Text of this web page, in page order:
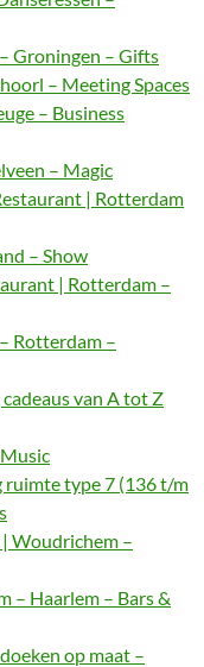
Groningen – Gifts
– Meeting Spaces
– Business
– Magic
| Rotterdam
– Show
| Rotterdam –
Rotterdam –
van A tot Z
ruimte type 7 (136 t/m
Woudrichem –
– Haarlem – Bars &
op maat –